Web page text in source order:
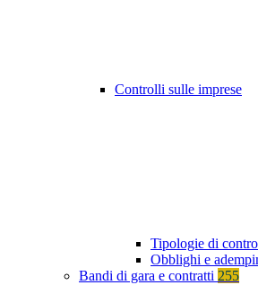
Controlli sulle imprese
Tipologie di
Obblighi e
Bandi di gara e contratti 255